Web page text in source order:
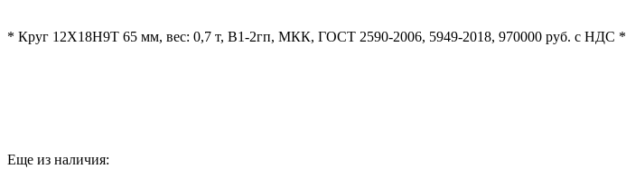
* Круг 12Х18Н9Т 65 мм, вес: 0,7 т, В1-2гп, МКК, ГОСТ 2590-2006, 5949-2018, 970000 руб. с НДС *
Еще из наличия: